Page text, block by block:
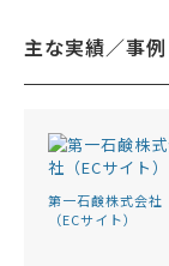
主な実績／事例
第一石鹸株式会社
（ECサイト）